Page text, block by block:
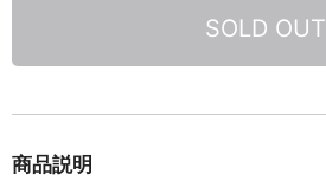
SOLD OUT
商品説明